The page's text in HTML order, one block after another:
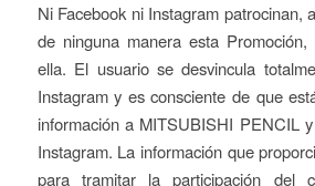
Ni Facebook ni Instagram patrocinan,
de ninguna manera esta
ella. El usuario se desvincula
Instagram y es consciente de que
información a MITSUBISHI PENCIL
Instagram. La información que
para tramitar la participación del